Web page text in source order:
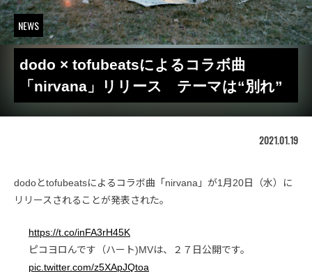
NEWS
dodo × tofubeatsによるコラボ曲
「nirvana」リリース テーマは“別れ”
2021.01.19
dodoとtofubeatsによるコラボ曲「nirvana」が1月20日（水）に
リリースされることが発表された。
https://t.co/inFA3rH45K
ピコヨロんです（ハート)MVは、２７日公開です。
pic.twitter.com/z5XApJQtoa